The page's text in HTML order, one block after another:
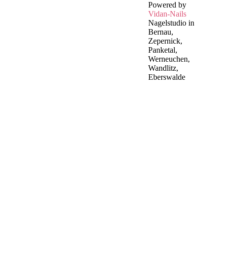
Powered by
Vidan-Nails
Nagelstudio in
Bernau,
Zepernick,
Panketal,
Werneuchen,
Wandlitz,
Eberswalde